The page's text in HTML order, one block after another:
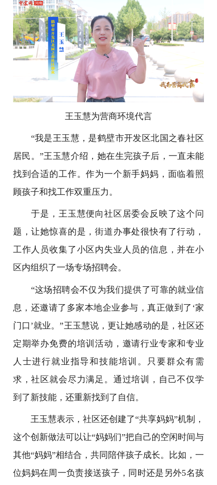
王玉慧为营商环境代言
“我是王玉慧，是鹤壁市开发区北国之春社区
居民。”王玉慧介绍，她在生完孩子后，一直未能
找到合适的工作。作为一个新手妈妈，面临着照
顾孩子和找工作双重压力。
于是，王玉慧便向社区居委会反映了这个问
题，让她惊喜的是，街道办事处很快有了行动，
工作人员收集了小区内失业人员的信息，并在小
区内组织了一场专场招聘会。
“这场招聘会不仅为我们提供了可靠的就业信
息，还邀请了多家本地企业参与，真正做到了‘家
门口’就业。”王玉慧说，更让她感动的是，社区还
定期举办免费的培训活动，邀请行业专家和专业
人士进行就业指导和技能培训。只要群众有需
求，社区就会尽力满足。通过培训，自己不仅学
到了新技能，还重新找到了自信。
王玉慧表示，社区还创建了“共享妈妈”机制，
这个创新做法可以让“妈妈们”把自己的空闲时间与
其他“妈妈”相结合，共同陪伴孩子成长。比如，一
位妈妈在周一负责接送孩子，同时还是另外5名孩